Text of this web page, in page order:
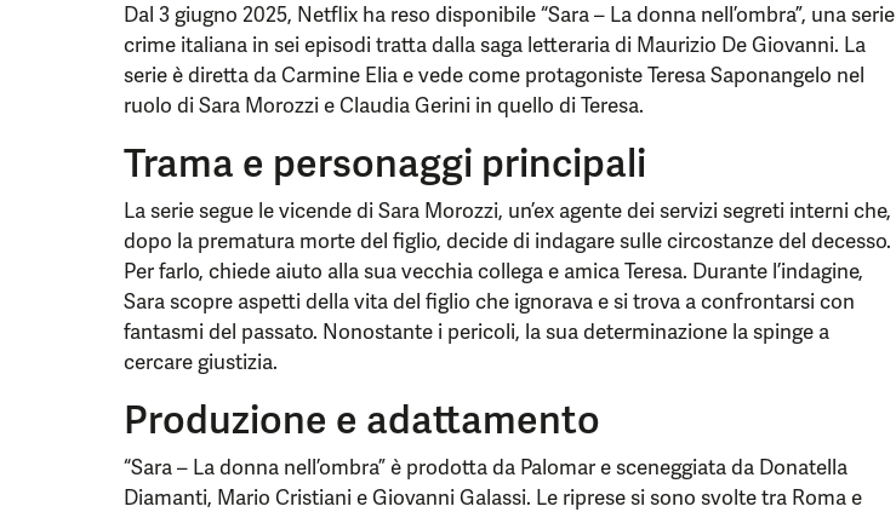
Dal 3 giugno 2025, Netflix ha reso disponibile “Sara – La donna nell’ombra”, una serie
crime italiana in sei episodi tratta dalla saga letteraria di Maurizio De Giovanni. La
serie è diretta da Carmine Elia e vede come protagoniste Teresa Saponangelo nel
ruolo di Sara Morozzi e Claudia Gerini in quello di Teresa.
Trama e personaggi principali
La serie segue le vicende di Sara Morozzi, un’ex agente dei servizi segreti interni che,
dopo la prematura morte del figlio, decide di indagare sulle circostanze del decesso.
Per farlo, chiede aiuto alla sua vecchia collega e amica Teresa. Durante l’indagine,
Sara scopre aspetti della vita del figlio che ignorava e si trova a confrontarsi con
fantasmi del passato. Nonostante i pericoli, la sua determinazione la spinge a
cercare giustizia.
Produzione e adattamento
“Sara – La donna nell’ombra” è prodotta da Palomar e sceneggiata da Donatella
Diamanti, Mario Cristiani e Giovanni Galassi. Le riprese si sono svolte tra Roma e